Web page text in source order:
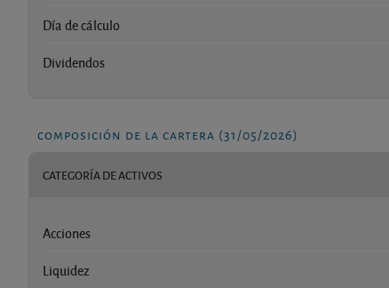
Día de cálculo
Dividendos
composición de la cartera (31/05/2026)
CATEGORÍA DE ACTIVOS
Acciones
Liquidez